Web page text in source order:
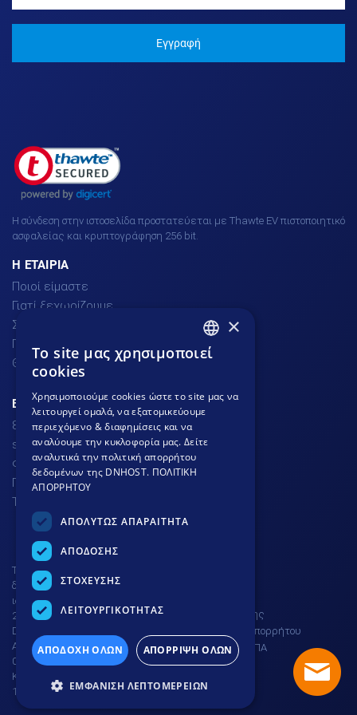
Εγγραφή
H σύνδεση στην ιστοσελίδα προστατεύεται με Thawte EV πιστοποιητικό
ασφαλείας και κρυπτογράφηση 256 bit.
H ΕΤΑΙΡΙΑ
Ποιοί είμαστε
Γιατί ξεχωρίζουμε
Σχόλια πελατών
Προσφορές
Θέσεις Εργασίας
ΕΞΥΠΗΡΕΤΗΣΗ ΠΕΛΑΤΩΝ
801.300.3520 - 210.953.6767
support
dnhost.gr
Φόρμα επικοινωνίας
Γνωσιακή βάση
Τρόποι Πληρωμής
Το site προστατεύεται από
δικαιώματα πνευματικής
ιδιοκτησίας © DNHOST 2000 -
2026
DNHOST IKE | ΕΥΜΟΛΠΙΔΩΝ 23
ΑΘΗΝΑ 11854 | AP. Γ.Ε.ΜΗ.
004602701000 |
ΚΑΤΑΒΛΗΘΕΝ ΚΕΦΑΛΑΙΟ
15.000€.
Όροι χρήσης
Πολιτική απορρήτου
Ρύθμιση ΦΠΑ
GREEK
×
To site μας χρησιμοποιεί
cookies
Χρησιμοποιούμε cookies ώστε το site μας να
λειτουργεί ομαλά, να εξατομικεύουμε
περιεχόμενο & διαφημίσεις και να
αναλύουμε την κυκλοφορία μας. Δείτε
αναλυτικά την πολιτική απορρήτου
δεδομένων της DNHOST. ΠΟΛΙΤΙΚΗ
ΑΠΟΡΡΗΤΟΥ
ΑΠΟΛΥΤΩΣ ΑΠΑΡΑΙΤΗΤΑ
ΑΠΟΔΟΣΗΣ
ΣΤΟΧΕΥΣΗΣ
ΛΕΙΤΟΥΡΓΙΚΟΤΗΤΑΣ
ΑΠΟΔΟΧΗ ΟΛΩΝ ΑΠΟΡΡΙΨΗ ΟΛΩΝ
ΕΜΦΑΝΙΣΗ ΛΕΠΤΟΜΕΡΕΙΩΝ